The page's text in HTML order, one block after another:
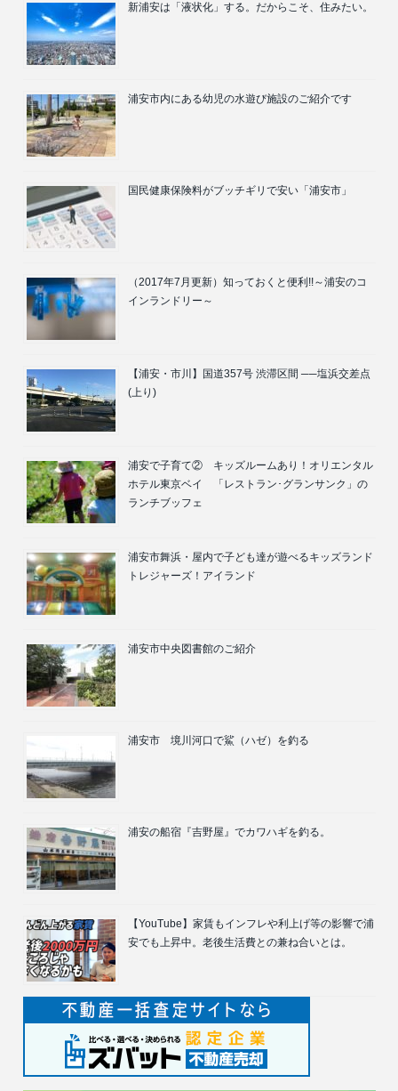
新浦安は「液状化」する。だからこそ、住みたい。
浦安市内にある幼児の水遊び施設のご紹介です
国民健康保険料がブッチギリで安い「浦安市」
（2017年7月更新）知っておくと便利!!～浦安のコ
インランドリー～
【浦安・市川】国道357号 渋滞区間 ──塩浜交差点
(上り)
浦安で子育て② キッズルームあり！オリエンタル
ホテル東京ベイ 「レストラン･グランサンク」の
ランチブッフェ
浦安市舞浜・屋内で子ども達が遊べるキッズランド
トレジャーズ！アイランド
浦安市中央図書館のご紹介
浦安市 境川河口で鯊（ハゼ）を釣る
浦安の船宿『吉野屋』でカワハギを釣る。
【YouTube】家賃もインフレや利上げ等の影響で浦
安でも上昇中。老後生活費との兼ね合いとは。